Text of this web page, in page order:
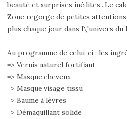
beauté et surprises inédites...Le
Zone regorge de petites
plus chaque jour dans l\'univers du
Au programme de celui-ci : les
=> Vernis naturel fortifiant
=> Masque cheveux
=> Masque visage tissu
=> Baume à lèvres
=> Démaquillant solide